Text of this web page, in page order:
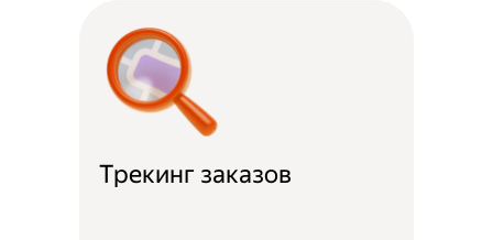
Трекинг заказов